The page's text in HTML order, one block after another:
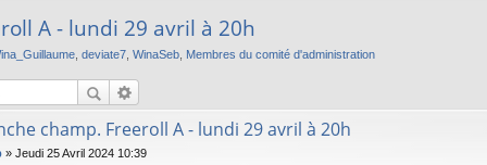
A - lundi 29 avril à 20h
deviate7 WinaSeb Membres du comité d'administration
champ. Freeroll A - lundi 29 avril à 20h
» Jeudi 25 Avril 2024 10:39